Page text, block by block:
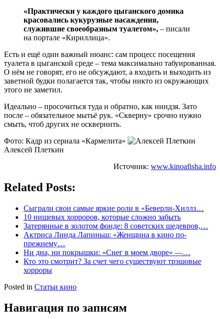
«Практически у каждого цыганского домика
красовались кукурузные насаждения,
служившие своеобразным туалетом», – писали
на портале «Кириллица».
Есть и ещё один важный нюанс: сам процесс посещения
туалета в цыганской среде – тема максимально табуированная.
О нём не говорят, его не обсуждают, а входить и выходить из
заветной будки полагается так, чтобы никто из окружающих
этого не заметил.
Идеально – просочиться туда и обратно, как ниндзя. Зато
после – обязательное мытьё рук. «Скверну» срочно нужно
смыть, чтоб других не осквернить.
Фото: Кадр из сериала «Кармелита»
Алексей Плеткин
Источник: www.kinoafisha.info
Related Posts:
Сыграли свои самые яркие роли в «Беверли-Хиллз…
10 нишевых хорроров, которые сложно забыть
Затерянные в золотом фонде: 8 советских шедевров,…
Актриса Линда Лапиньш: «Женщина в кино по-
прежнему…
Ни дна, ни покрышки: «Снег в моем дворе» —…
Кто это смотрит? За счет чего существуют трэшовые
хорроры
Posted in Статьи кино
Навигация по записям